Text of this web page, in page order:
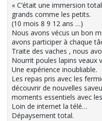
« C’était une immersion
grands comme les petits.
(10 mois 8 9 12 ans …)
Nous avons vécus un bon
avons participer à chaque
Traite des vaches , nous
Nourrit poules lapins veaux
Une expérience inoubliable.
Les repas pris avec les
découvrir de nouvelles
moments essentiels avec
Loin de internet la télé…
Dépaysement total.